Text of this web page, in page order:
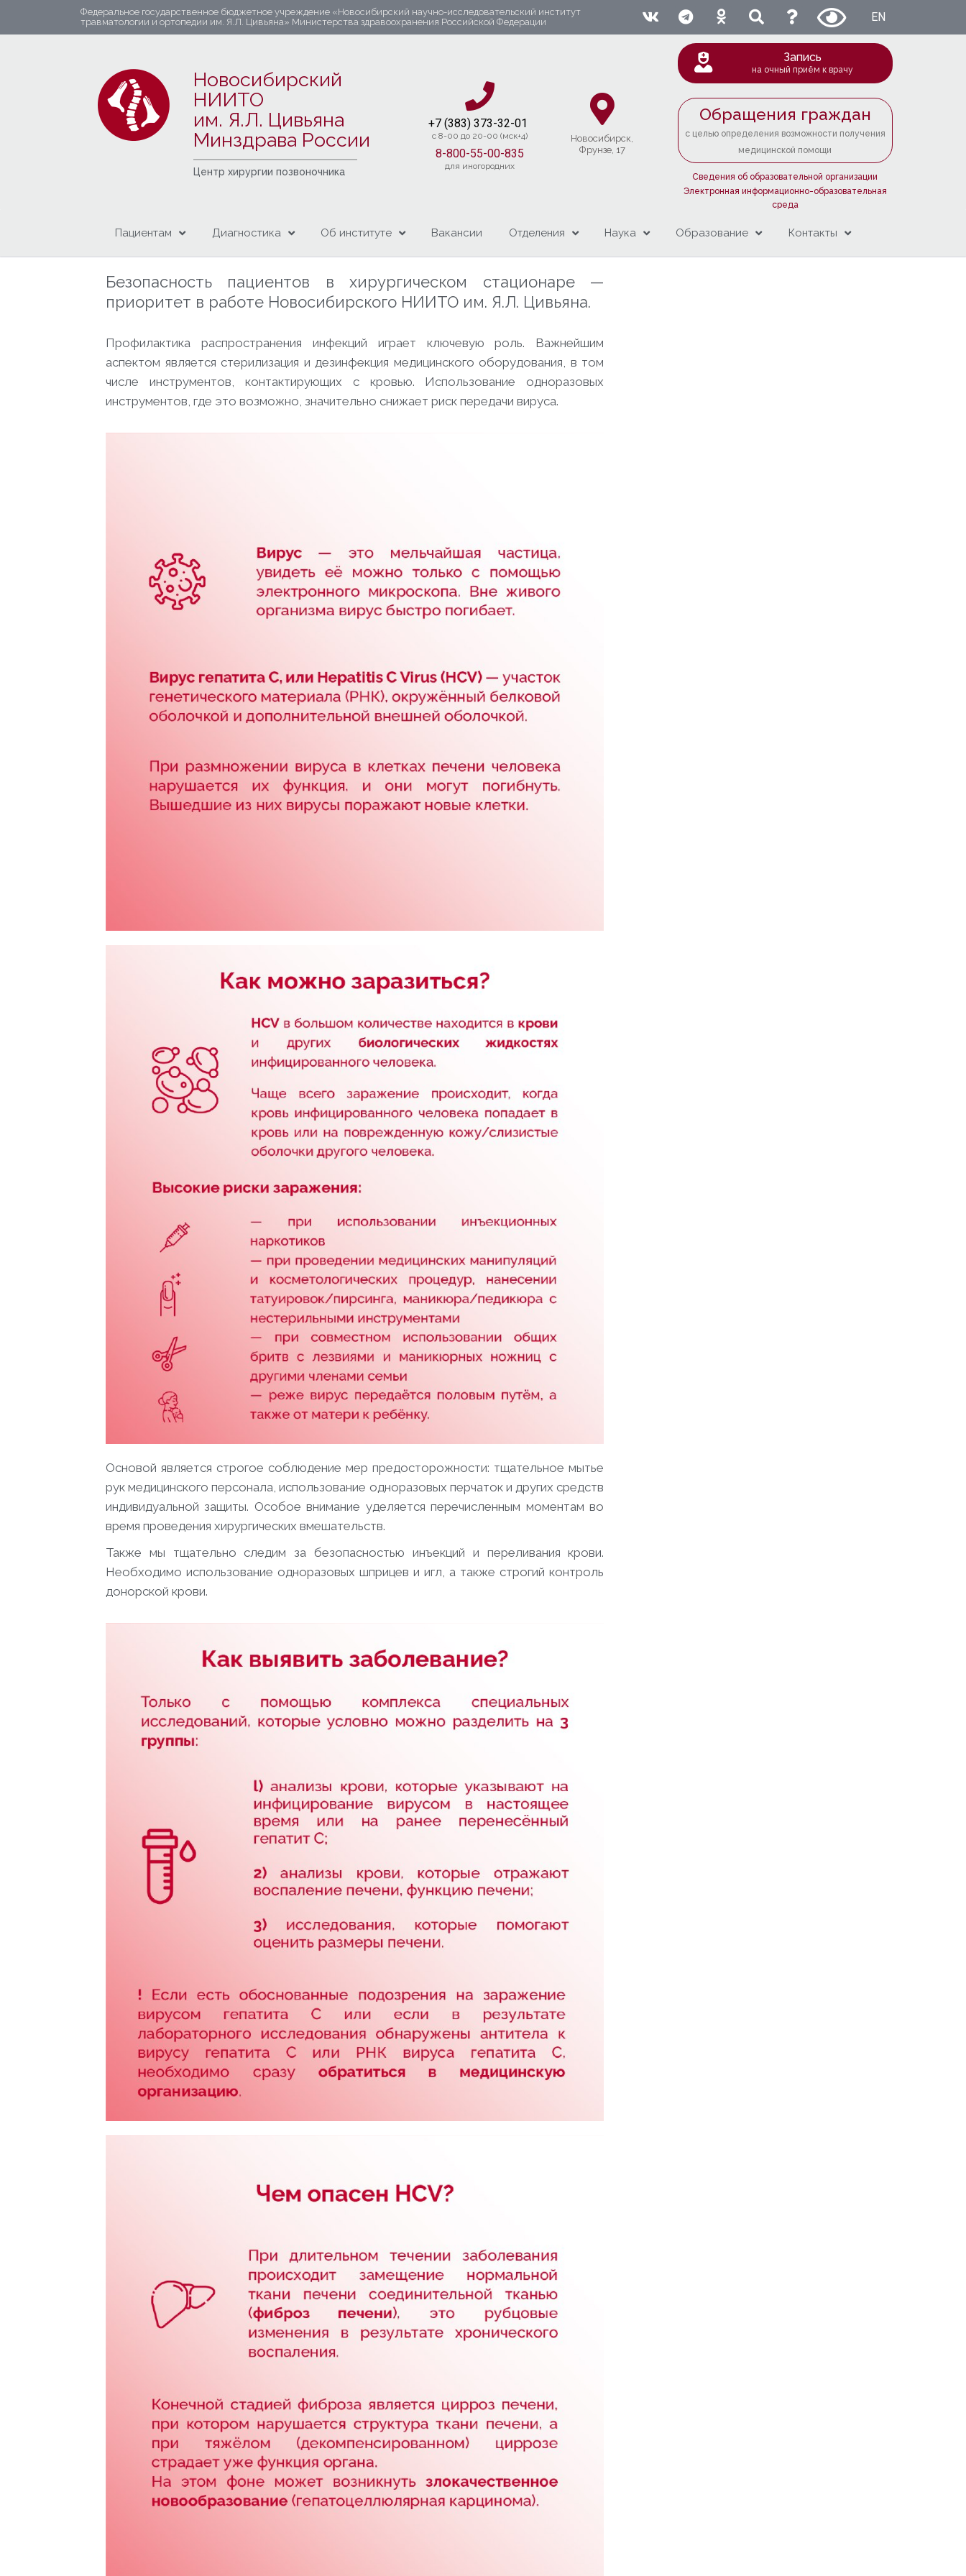
Федеральное государственное бюджетное учреждение «Новосибирский научно-исследовательский институт
травматологии и ортопедии им. Я.Л. Цивьяна» Министерства здравоохранения Российской Федерации
EN
Новосибирский
НИИТО
им. Я.Л. Цивьяна
Минздрава России
Центр хирургии позвоночника
+7 (383) 373-32-01​
c 8-00 до 20-00 (мск+4)
8-800-55-00-835
для иногородних
Новосибирcк,
Фрунзе, 17
Запись
на очный приём к врачу
Обращения граждан
с целью определения возможности получения
медицинской помощи
Сведения об образовательной организации
Электронная информационно-образовательная
среда
Пациентам Диагностика Об институте Вакансии Отделения Наука Образование Контакты
Безопасность пациентов в хирургическом стационаре —
приоритет в работе Новосибирского НИИТО им. Я.Л. Цивьяна.
Профилактика распространения инфекций играет ключевую роль. Важнейшим
аспектом является стерилизация и дезинфекция медицинского оборудования, в том
числе инструментов, контактирующих с кровью. Использование одноразовых
инструментов, где это возможно, значительно снижает риск передачи вируса.
Основой является строгое соблюдение мер предосторожности: тщательное мытье
рук медицинского персонала, использование одноразовых перчаток и других средств
индивидуальной защиты. Особое внимание уделяется перечисленным моментам во
время проведения хирургических вмешательств.
Также мы тщательно следим за безопасностью инъекций и переливания крови.
Необходимо использование одноразовых шприцев и игл, а также строгий контроль
донорской крови.